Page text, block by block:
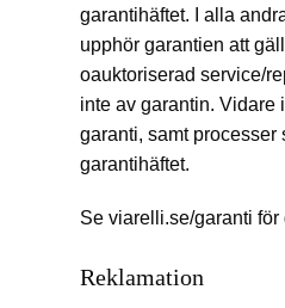
garantihäftet. I alla andra
upphör garantien att
oauktoriserad service/
inte av garantin. Vidare
garanti, samt processer
garantihäftet.
Se viarelli.se/garanti
Reklamation